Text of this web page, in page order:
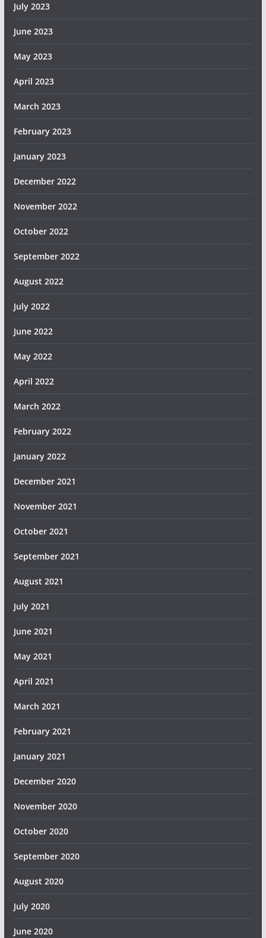
July 2023
June 2023
May 2023
April 2023
March 2023
February 2023
January 2023
December 2022
November 2022
October 2022
September 2022
August 2022
July 2022
June 2022
May 2022
April 2022
March 2022
February 2022
January 2022
December 2021
November 2021
October 2021
September 2021
August 2021
July 2021
June 2021
May 2021
April 2021
March 2021
February 2021
January 2021
December 2020
November 2020
October 2020
September 2020
August 2020
July 2020
June 2020